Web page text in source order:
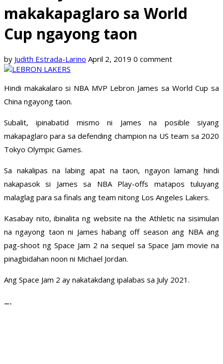
makakapaglaro sa World
Cup ngayong taon
by Judith Estrada-Larino April 2, 2019 0 comment
Hindi makakalaro si NBA MVP Lebron James sa World Cup sa
China ngayong taon.
Subalit, ipinabatid mismo ni James na posible siyang
makapaglaro para sa defending champion na US team sa 2020
Tokyo Olympic Games.
Sa nakalipas na labing apat na taon, ngayon lamang hindi
nakapasok si James sa NBA Play-offs matapos tuluyang
malaglag para sa finals ang team nitong Los Angeles Lakers.
Kasabay nito, ibinalita ng website na the Athletic na sisimulan
na ngayong taon ni James habang off season ang NBA ang
pag-shoot ng Space Jam 2 na sequel sa Space Jam movie na
pinagbidahan noon ni Michael Jordan.
Ang Space Jam 2 ay nakatakdang ipalabas sa July 2021.
—-